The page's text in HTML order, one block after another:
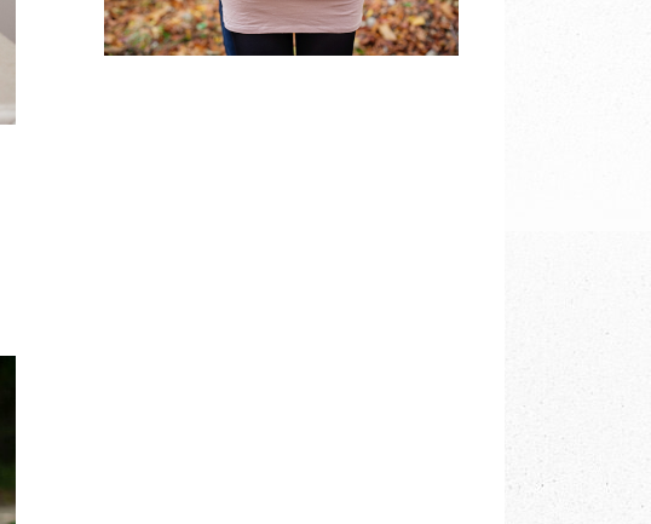
EN LIRE PLUS